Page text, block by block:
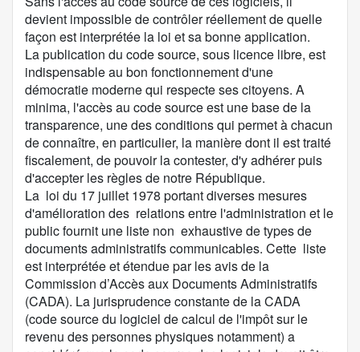
devient impossible de contrôler réellement de quelle
façon est interprétée la loi et sa bonne application.
La publication du code source, sous licence libre, est
indispensable au bon fonctionnement d'une
démocratie moderne qui respecte ses citoyens. A
minima, l'accès au code source est une base de la
transparence, une des conditions qui permet à chacun
de connaître, en particulier, la manière dont il est traité
fiscalement, de pouvoir la contester, d'y adhérer puis
d'accepter les règles de notre République.
La loi du 17 juillet 1978 portant diverses mesures
d'amélioration des relations entre l'administration et le
public fournit une liste non exhaustive de types de
documents administratifs communicables. Cette liste
est interprétée et étendue par les avis de la
Commission d’Accès aux Documents Administratifs
(CADA). La jurisprudence constante de la CADA
(code source du logiciel de calcul de l'impôt sur le
revenu des personnes physiques notamment) a